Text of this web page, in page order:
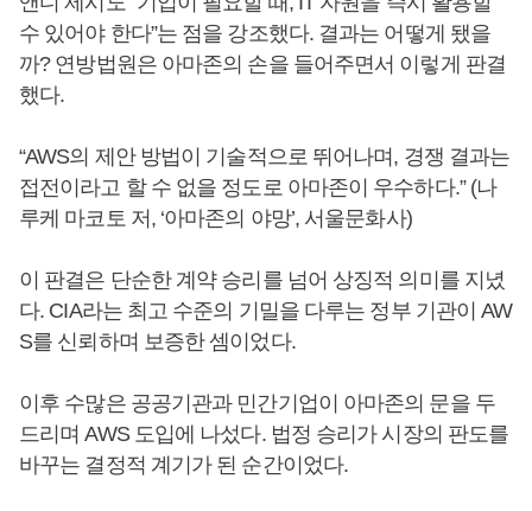
수 있어야 한다”는 점을 강조했다. 결과는 어떻게 됐을
까? 연방법원은 아마존의 손을 들어주면서 이렇게 판결
했다.
“AWS의 제안 방법이 기술적으로 뛰어나며, 경쟁 결과는
접전이라고 할 수 없을 정도로 아마존이 우수하다.” (나
루케 마코토 저, ‘아마존의 야망’, 서울문화사)
이 판결은 단순한 계약 승리를 넘어 상징적 의미를 지녔
다. CIA라는 최고 수준의 기밀을 다루는 정부 기관이 AW
S를 신뢰하며 보증한 셈이었다.
이후 수많은 공공기관과 민간기업이 아마존의 문을 두
드리며 AWS 도입에 나섰다. 법정 승리가 시장의 판도를
바꾸는 결정적 계기가 된 순간이었다.